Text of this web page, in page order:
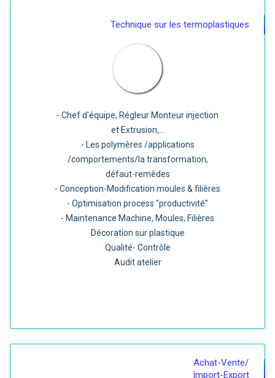
- Chef d'équipe, Régleur Monteur injection
et Extrusion,...
- Les polymères /applications
/comportements/la transformation,
défaut-remèdes
- Conception-Modification moules & filières
- Optimisation process "productivité"
- Maintenance Machine, Moules, Filières
Décoration sur plastique
Qualité- Contrôle
Audit atelier
Technique sur les termoplastiques
Achat-Vente/
Import-Export